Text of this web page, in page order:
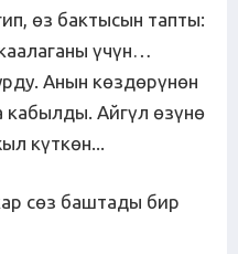
өз бактысын тапты:
үчүн…
Анын көздөрүнөн
кабылды. Айгүл өзүнө
күткөн...
сөз баштады бир